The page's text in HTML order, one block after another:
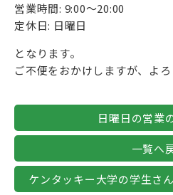
営業時間: 9:00～20:00
定休日: 日曜日
となります。
ご不便をおかけしますが、よろ
日曜日の営業
一覧へ